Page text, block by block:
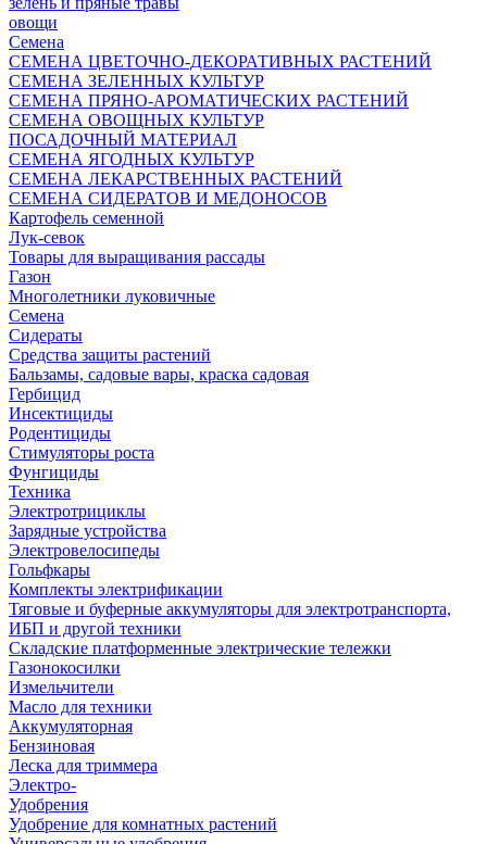
овощи
Семена
СЕМЕНА ЦВЕТОЧНО-ДЕКОРАТИВНЫХ РАСТЕНИЙ
СЕМЕНА ЗЕЛЕННЫХ КУЛЬТУР
СЕМЕНА ПРЯНО-АРОМАТИЧЕСКИХ РАСТЕНИЙ
СЕМЕНА ОВОЩНЫХ КУЛЬТУР
ПОСАДОЧНЫЙ МАТЕРИАЛ
СЕМЕНА ЯГОДНЫХ КУЛЬТУР
СЕМЕНА ЛЕКАРСТВЕННЫХ РАСТЕНИЙ
СЕМЕНА СИДЕРАТОВ И МЕДОНОСОВ
Картофель семенной
Лук-севок
Товары для выращивания рассады
Газон
Многолетники луковичные
Семена
Сидераты
Средства защиты растений
Бальзамы, садовые вары, краска садовая
Гербицид
Инсектициды
Родентициды
Стимуляторы роста
Фунгициды
Техника
Электротрициклы
Зарядные устройства
Электровелосипеды
Гольфкары
Комплекты электрификации
Тяговые и буферные аккумуляторы для электротранспорта,
ИБП и другой техники
Складские платформенные электрические тележки
Газонокосилки
Измельчители
Масло для техники
Аккумуляторная
Бензиновая
Леска для триммера
Электро-
Удобрения
Удобрение для комнатных растений